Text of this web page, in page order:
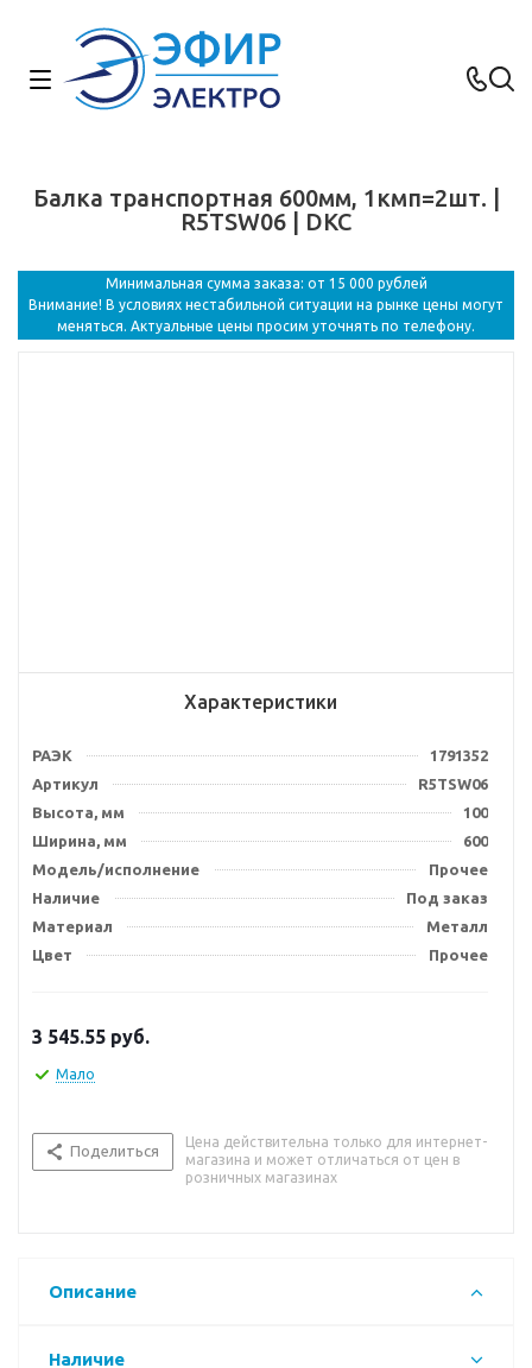
Балка транспортная 600мм, 1кмп=2шт. |
R5TSW06 | DKC
Минимальная сумма заказа: от 15 000 рублей
Внимание! В условиях нестабильной ситуации на рынке цены могут
меняться. Актуальные цены просим уточнять по телефону.
Характеристики
РАЭК
1791352
Артикул
R5TSW06
Высота, мм
100
Ширина, мм
600
Модель/исполнение
Прочее
Наличие
Под заказ
Материал
Металл
Цвет
Прочее
3 545.55 руб.
Мало
Поделиться
Цена действительна только для интернет-
магазина и может отличаться от цен в
розничных магазинах
Описание
Наличие